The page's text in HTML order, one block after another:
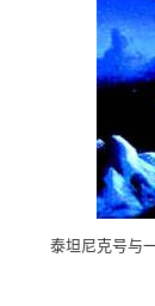
泰坦尼克号与